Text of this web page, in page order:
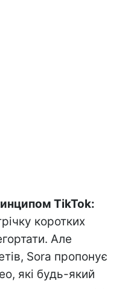
TikTok:
коротких
Але
Sora пропонує
які будь-який